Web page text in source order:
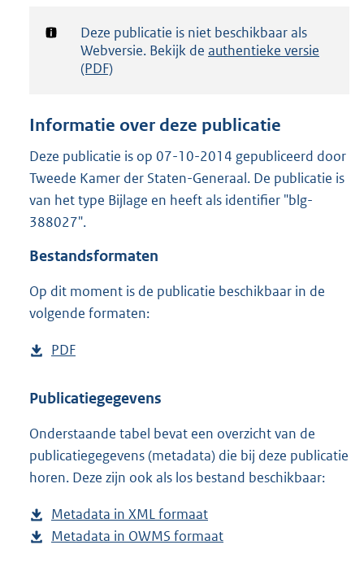
d
g
t
e
:
1
Notificatie:
Deze publicatie is niet beschikbaar als
Webversie. Bekijk de authentieke versie
(PDF)
Informatie over deze publicatie
Deze publicatie is op 07-10-2014 gepubliceerd door
Tweede Kamer der Staten-Generaal. De publicatie is
van het type Bijlage en heeft als identifier "blg-
388027".
Bestandsformaten
Op dit moment is de publicatie beschikbaar in de
volgende formaten:
D
w
l
o
a
p
u
PDF
s
a
n
d
g
r
Publicatiegegevens
Onderstaande tabel bevat een overzicht van de
publicatiegegevens (metadata) die bij deze publicatie
horen. Deze zijn ook als los bestand beschikbaar:
Metadata in XML formaat
e
Metadata in OWMS formaat